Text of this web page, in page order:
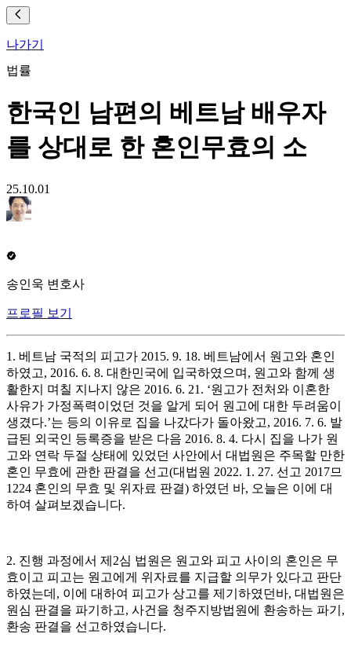
나가기
법률
한국인 남편의 베트남 배우자
를 상대로 한 혼인무효의 소
25.10.01
송인욱 변호사
프로필 보기
1. 베트남 국적의 피고가 2015. 9. 18. 베트남에서 원고와 혼인
하였고, 2016. 6. 8. 대한민국에 입국하였으며, 원고와 함께 생
활한지 며칠 지나지 않은 2016. 6. 21. ‘원고가 전처와 이혼한
사유가 가정폭력이었던 것을 알게 되어 원고에 대한 두려움이
생겼다.’는 등의 이유로 집을 나갔다가 돌아왔고, 2016. 7. 6. 발
급된 외국인 등록증을 받은 다음 2016. 8. 4. 다시 집을 나가 원
고와 연락 두절 상태에 있었던 사안에서 대법원은 주목할 만한
혼인 무효에 관한 판결을 선고(대법원 2022. 1. 27. 선고 2017므
1224 혼인의 무효 및 위자료 판결) 하였던 바, 오늘은 이에 대
하여 살펴보겠습니다.
2. 진행 과정에서 제2심 법원은 원고와 피고 사이의 혼인은 무
효이고 피고는 원고에게 위자료를 지급할 의무가 있다고 판단
하였는데, 이에 대하여 피고가 상고를 제기하였던바, 대법원은
원심 판결을 파기하고, 사건을 청주지방법원에 환송하는 파기,
환송 판결을 선고하였습니다.